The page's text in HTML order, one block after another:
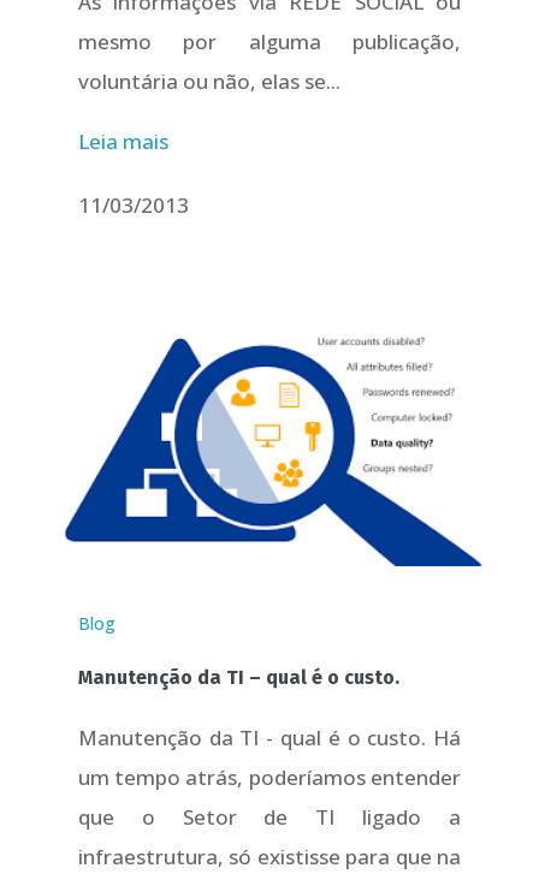
mesmo por alguma publicação,
voluntária ou não, elas se...
Leia mais
11/03/2013
Blog
Manutenção da TI – qual é o custo.
Manutenção da TI - qual é o custo. Há
um tempo atrás, poderíamos entender
que o Setor de TI ligado a
infraestrutura, só existisse para que na